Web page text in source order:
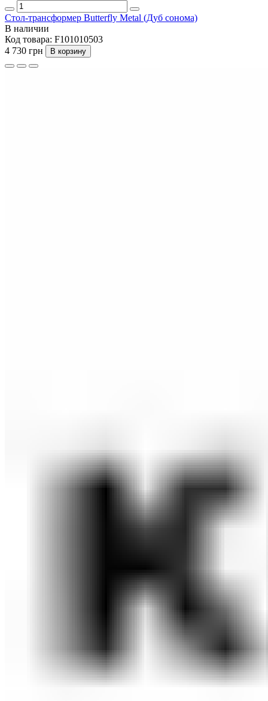
Стол-трансформер Butterfly Metal (Дуб сонома)
В наличии
Код товара: F101010503
4 730 грн
В корзину